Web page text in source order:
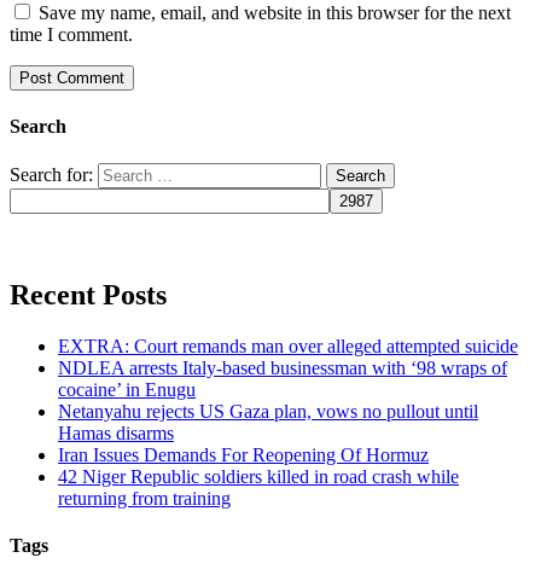
Save my name, email, and website in this browser for the next
time I comment.
Search
Search for:
Recent Posts
EXTRA: Court remands man over alleged attempted suicide
NDLEA arrests Italy-based businessman with ‘98 wraps of
cocaine’ in Enugu
Netanyahu rejects US Gaza plan, vows no pullout until
Hamas disarms
Iran Issues Demands For Reopening Of Hormuz
42 Niger Republic soldiers killed in road crash while
returning from training
Tags